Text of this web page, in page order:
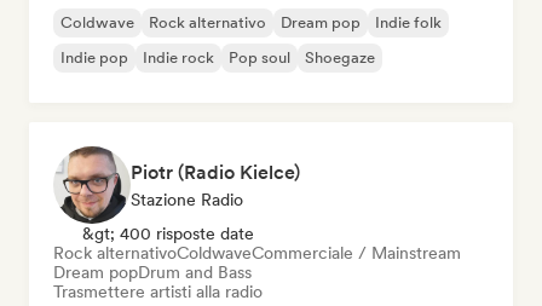
Coldwave Rock alternativo Dream pop
Indie folk
Indie pop
Indie rock Pop soul Shoegaze
Piotr (Radio Kielce)
Stazione Radio
&gt; 400 risposte date
Rock alternativoColdwaveCommerciale / Mainstream
Dream popDrum and Bass
Trasmettere artisti alla radio